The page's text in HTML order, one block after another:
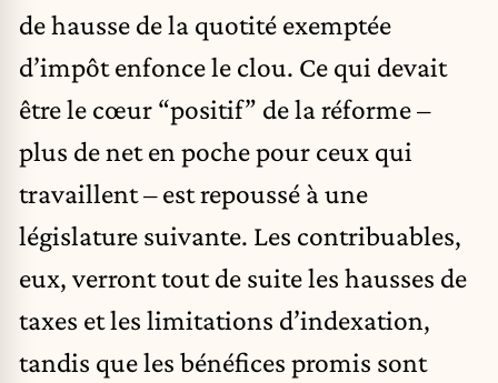
de hausse de la quotité exemptée
d’impôt enfonce le clou. Ce qui devait
être le cœur “positif” de la réforme –
plus de net en poche pour ceux qui
travaillent – est repoussé à une
législature suivante. Les contribuables,
eux, verront tout de suite les hausses de
taxes et les limitations d’indexation,
tandis que les bénéfices promis sont